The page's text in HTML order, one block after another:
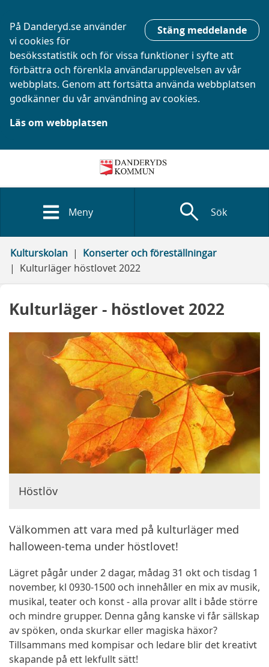
Stäng meddelande
På Danderyd.se använder
vi cookies för
besöksstatistik och för vissa funktioner i syfte att
förbättra och förenkla användarupplevelsen av vår
webbplats. Genom att fortsätta använda webbplatsen
godkänner du vår användning av cookies.
Läs om webbplatsen
Meny search Sök
Kulturskolan
Konserter och föreställningar
Kulturläger höstlovet 2022
Kulturläger - höstlovet 2022
Höstlöv
Välkommen att vara med på kulturläger med
halloween-tema under höstlovet!
Lägret pågår under 2 dagar, mådag 31 okt och tisdag 1
november, kl 0930-1500 och innehåller en mix av musik,
musikal, teater och konst - alla provar allt i både större
och mindre grupper. Denna gång kanske vi får sällskap
av spöken, onda skurkar eller magiska häxor?
Tillsammans med kompisar och ledare blir det kreativt
skapande på ett lekfullt sätt!